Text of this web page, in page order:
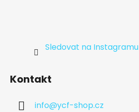
Sledovat na Instagramu
Kontakt
info@ycf-shop.cz